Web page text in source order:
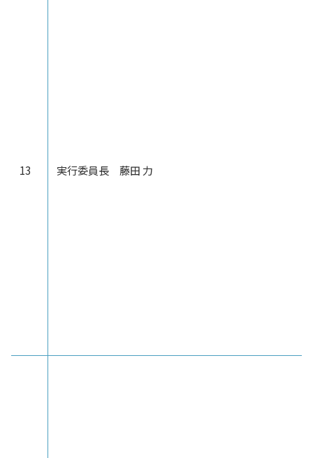
13 実行委員長 藤田 力